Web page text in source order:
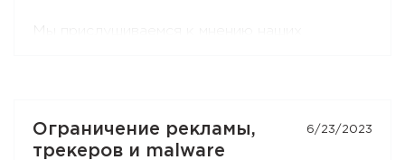
безопасно для наших пользователей.
Ограничение рекламы,
трекеров и malware
6/23/2023